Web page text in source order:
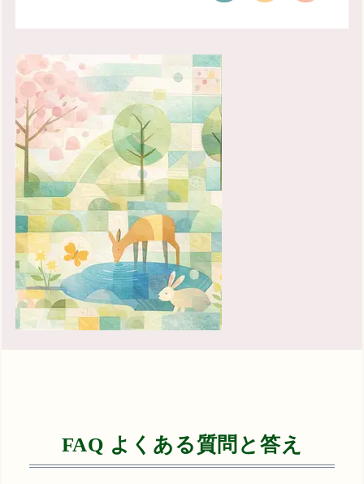
FAQ よくある質問と答え